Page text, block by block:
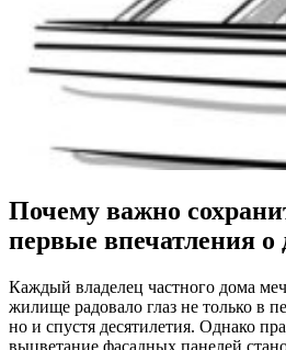
Почему важно
первые впечатления о
Каждый владелец частного дома
жилище радовало глаз не только в
но и спустя десятилетия. Однако
выцветание фасадных панелей